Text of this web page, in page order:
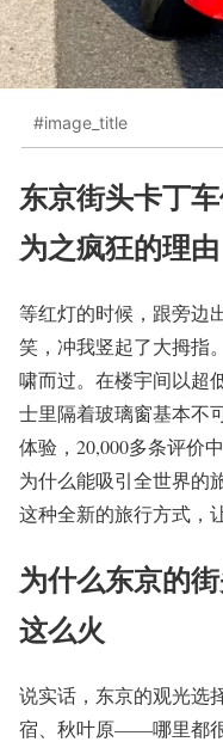
#image_title
东京街头卡丁
为之疯狂的理由
等红灯的时候，跟旁边
笑，冲我竖起了大拇指
啸而过。在楼宇间以超
士里隔着玻璃窗基本不
体验，20,000多条评价
为什么能吸引全世界
这种全新的旅行方式，
为什么东京的
这么火
说实话，东京的观光选
宿、秋叶原——哪里都